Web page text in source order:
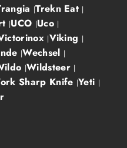
Trekn Eat
UCO Uco
Viking
Wechsel
Wildsteer
Sharp Knife Yeti